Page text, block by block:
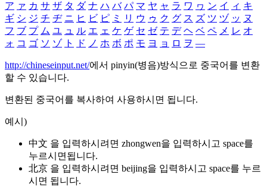
ア ァ カ サ ザ タ ダ ナ ハ バ パ マ ヤ ャ ラ ワ ヮ ン イ ィ キ
ギ シ ジ チ ヂ ニ ヒ ビ ピ ミ リ ウ ゥ ク グ ス ズ ツ ヅ ッ ヌ
フ ブ プ ム ユ ュ ル エ ェ ケ ゲ セ ゼ テ デ ヘ ベ ペ メ レ オ
ォ コ ゴ ソ ゾ ト ド ノ ホ ボ ポ モ ヨ ョ ロ ヲ ―
http://chineseinput.net/에서 pinyin(병음)방식으로 중국어를 변환
할 수 있습니다.
변환된 중국어를 복사하여 사용하시면 됩니다.
예시)
中文 을 입력하시려면 zhongwen을 입력하시고 space를
누르시면됩니다.
北京 을 입력하시려면 beijing을 입력하시고 space를 누르
시면 됩니다.